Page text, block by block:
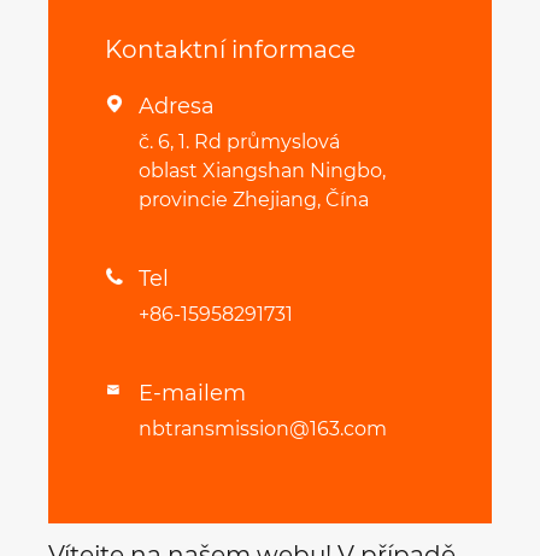
Kontaktní informace
 Adresa
č. 6, 1. Rd průmyslová
oblast Xiangshan Ningbo,
provincie Zhejiang, Čína
 Tel
+86-15958291731
 E-mailem
nbtransmission@163.com